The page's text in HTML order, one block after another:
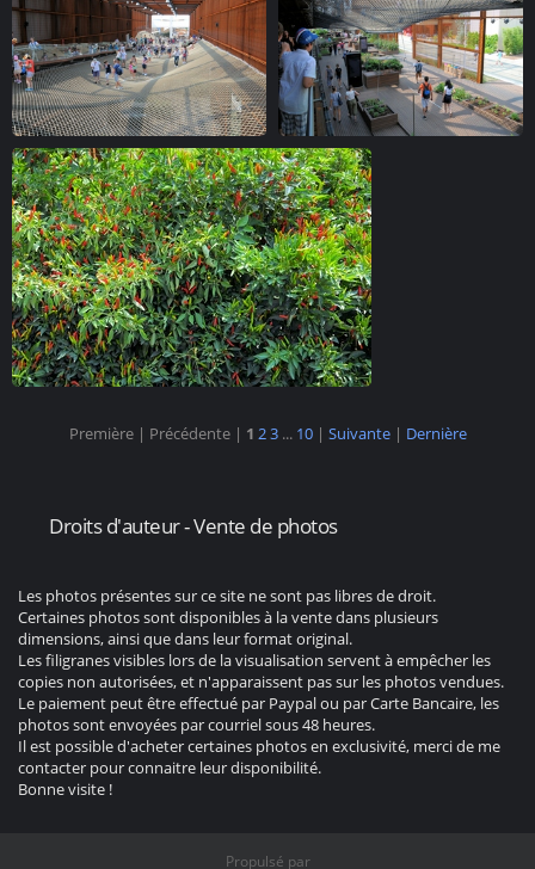
Première | Précédente | 1 23... 10 | Suivante | Dernière
Droits d'auteur - Vente de photos
Les photos présentes sur ce site ne sont pas libres de droit.
Certaines photos sont disponibles à la vente dans plusieurs
dimensions, ainsi que dans leur format original.
Les filigranes visibles lors de la visualisation servent à empêcher les
copies non autorisées, et n'apparaissent pas sur les photos vendues.
Le paiement peut être effectué par Paypal ou par Carte Bancaire, les
photos sont envoyées par courriel sous 48 heures.
Il est possible d'acheter certaines photos en exclusivité, merci de me
contacter pour connaitre leur disponibilité.
Bonne visite !
Propulsé par